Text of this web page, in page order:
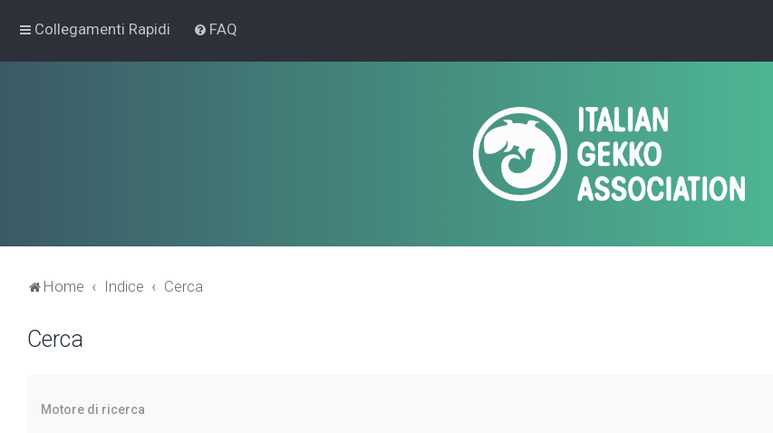
Collegamenti Rapidi FAQ
Home Indice Cerca
Cerca
Motore di ricerca